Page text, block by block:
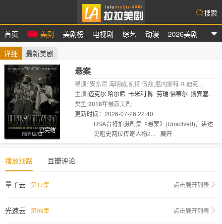
首页 美剧 美剧榜 电视剧 综艺 动漫 2026美剧
搜索
详细 最新美剧
已完结
悬案
导演: 安东尼·海明威,凯特·伍兹,厄内斯特·R·迪克
森,Darren Grant,Erica Watson
主演:迈克尔·哈尔尼 卡米利·陈 劳瑞·佛蒂尔 斯宾塞·加
雷特 阿明·约瑟夫 莉安娜·门多萨
尔 乔什·..
类型:2018年最新美剧
更新时间：2026-07-26 22:40
USA台将拍摄剧集《悬案》(Unsolved)，讲述
说唱史两位传奇人物2...
展开
播放线路 豆瓣评论
量子云 第17集 点击展开列表
光速云 第09集 点击展开列表